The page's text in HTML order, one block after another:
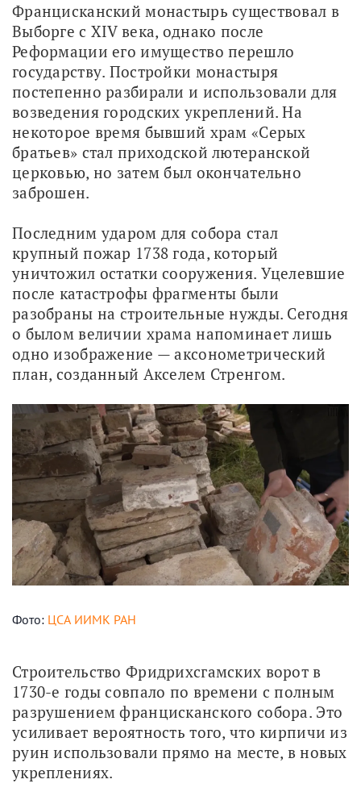
Францисканский монастырь существовал в
Выборге с XIV века, однако после
Реформации его имущество перешло
государству. Постройки монастыря
постепенно разбирали и использовали для
возведения городских укреплений. На
некоторое время бывший храм «Серых
братьев» стал приходской лютеранской
церковью, но затем был окончательно
заброшен.
Последним ударом для собора стал
крупный пожар 1738 года, который
уничтожил остатки сооружения. Уцелевшие
после катастрофы фрагменты были
разобраны на строительные нужды. Сегодня
о былом величии храма напоминает лишь
одно изображение — аксонометрический
план, созданный Акселем Стренгом.
Фото: ЦСА ИИМК РАН
Строительство Фридрихсгамских ворот в
1730-е годы совпало по времени с полным
разрушением францисканского собора. Это
усиливает вероятность того, что кирпичи из
руин использовали прямо на месте, в новых
укреплениях.